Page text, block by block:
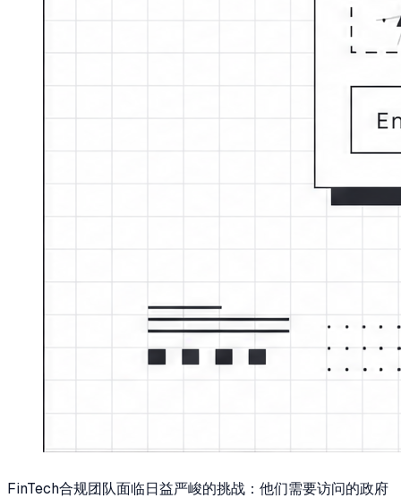
FinTech合规团队面临日益严峻的挑战：他们需要访问的政府